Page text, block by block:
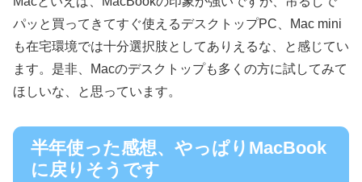
パッと買ってきてすぐ使えるデスクトップPC、Mac mini
も在宅環境では十分選択肢としてありえるな、と感じてい
ます。是非、Macのデスクトップも多くの方に試してみて
ほしいな、と思っています。
半年使った感想、やっぱりMacBook
に戻りそうです